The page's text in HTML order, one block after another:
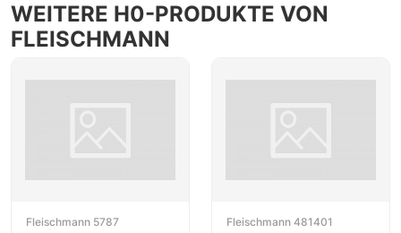
WEITERE H0-PRODUKTE VON
FLEISCHMANN
Fleischmann 5787 Fleischmann 481401